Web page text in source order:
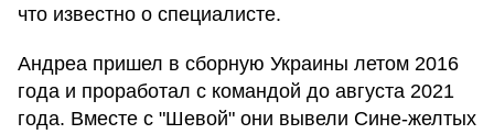
что известно о специалисте.
Андреа пришел в сборную Украины летом 2016
года и проработал с командой до августа 2021
года. Вместе с "Шевой" они вывели Сине-желтых